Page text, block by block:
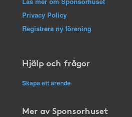
Privacy Policy
Registrera ny förening
Hjälp och frågor
Skapa ett ärende
Mer av Sponsorhuset